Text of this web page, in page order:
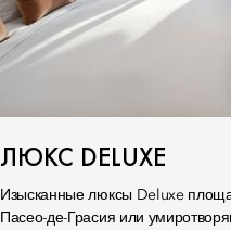
ЛЮКС DELUXE
Изысканные люксы Deluxe
Пасео-де-Грасия или